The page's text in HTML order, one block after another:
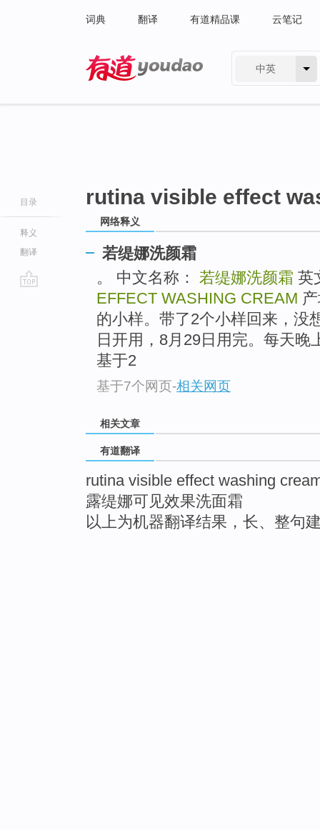
词典 翻译 有道精品课 云笔记
中英
目录
释义
翻译
rutina visible effect
网络释义
若缇娜洗颜霜
。 中文名称： 若缇娜洗颜霜 英
EFFECT WASHING CREAM
的小样。带了2个小样回来，没
日开用，8月29日用完。每天
基于2
基于7个网页-相关网页
相关文章
有道翻译
rutina visible effect washing
露缇娜可见效果洗面霜
以上为机器翻译结果，长、整句